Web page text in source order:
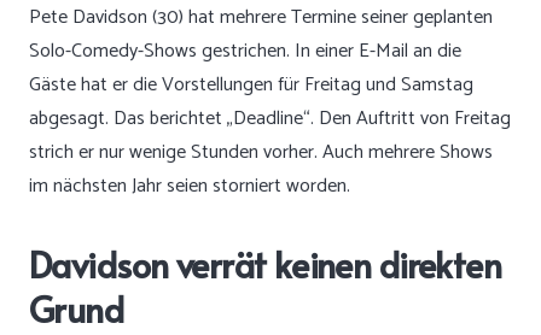
Pete Davidson (30) hat mehrere Termine seiner geplanten
Solo-Comedy-Shows gestrichen. In einer E-Mail an die
Gäste hat er die Vorstellungen für Freitag und Samstag
abgesagt. Das berichtet „Deadline“. Den Auftritt von Freitag
strich er nur wenige Stunden vorher. Auch mehrere Shows
im nächsten Jahr seien storniert worden.
Davidson verrät keinen direkten
Grund